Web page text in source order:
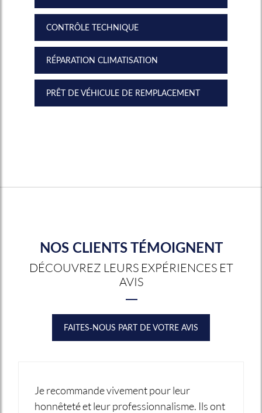
CONTRÔLE TECHNIQUE
RÉPARATION CLIMATISATION
PRÊT DE VÉHICULE DE REMPLACEMENT
NOS CLIENTS TÉMOIGNENT
DÉCOUVREZ LEURS EXPÉRIENCES ET
AVIS
FAITES-NOUS PART DE VOTRE AVIS
Je recommande vivement pour leur
honnêteté et leur professionnalisme. Ils ont